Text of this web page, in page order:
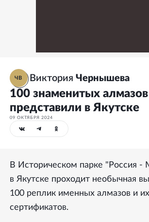
ЧВ Виктория Чернышева
100 знаменитых алмазов
представили в Якутске
09 ОКТЯБРЯ 2024
В Историческом парке "Россия -
в Якутске проходит необычная
100 реплик именных алмазов и их
сертификатов.